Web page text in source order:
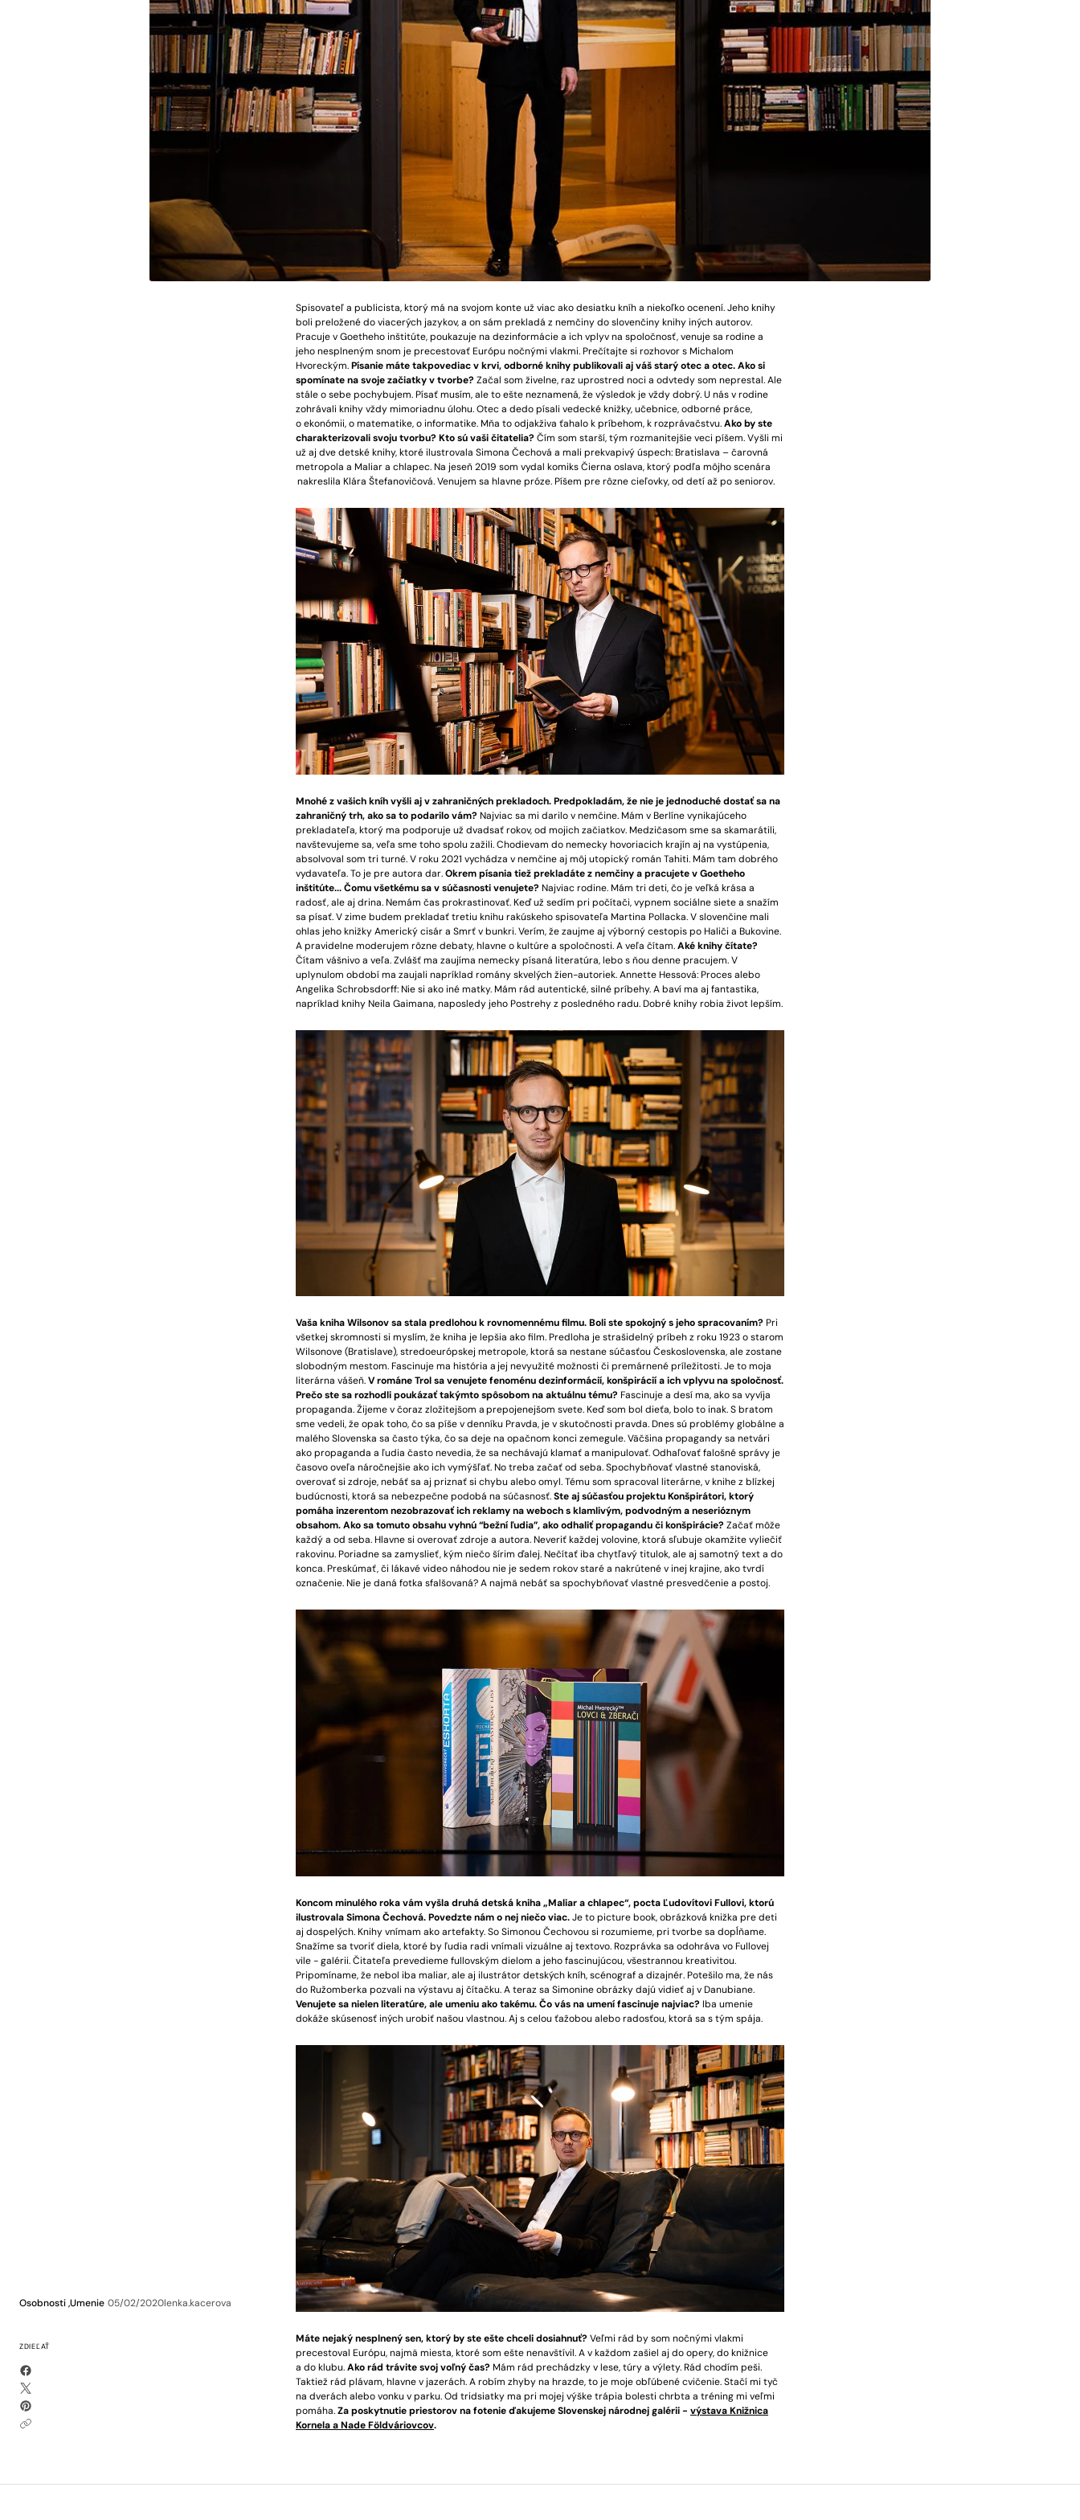
Spisovateľ a publicista, ktorý má na svojom konte už viac ako desiatku kníh a niekoľko ocenení. Jeho knihy
boli preložené do viacerých jazykov, a on sám prekladá z nemčiny do slovenčiny knihy iných autorov.
Pracuje v Goetheho inštitúte, poukazuje na dezinformácie a ich vplyv na spoločnosť, venuje sa rodine a
jeho nesplneným snom je precestovať Európu nočnými vlakmi. Prečítajte si rozhovor s Michalom
Hvoreckým.Písanie máte takpovediac v krvi, odborné knihy publikovali aj váš starý otec a otec. Ako si
spomínate na svoje začiatky v tvorbe? Začal som živelne, raz uprostred noci a odvtedy som neprestal. Ale
stále o sebe pochybujem. Písať musím, ale to ešte neznamená, že výsledok je vždy dobrý. U nás v rodine
zohrávali knihy vždy mimoriadnu úlohu. Otec a dedo písali vedecké knižky, učebnice, odborné práce,
o ekonómii, o matematike, o informatike. Mňa to odjakživa ťahalo k príbehom, k rozprávačstvu.Ako by ste
charakterizovali svoju tvorbu? Kto sú vaši čitatelia? Čím som starší, tým rozmanitejšie veci píšem. Vyšli mi
už aj dve detské knihy, ktoré ilustrovala Simona Čechová a mali prekvapivý úspech: Bratislava – čarovná
metropola a Maliar a chlapec. Na jeseň 2019 som vydal komiks Čierna oslava, ktorý podľa môjho scenára
nakreslila Klára Štefanovičová. Venujem sa hlavne próze. Píšem pre rôzne cieľovky, od detí až po seniorov.
Mnohé z vašich kníh vyšli aj v zahraničných prekladoch. Predpokladám, že nie je jednoduché dostať sa na
zahraničný trh, ako sa to podarilo vám? Najviac sa mi darilo v nemčine. Mám v Berlíne vynikajúceho
prekladateľa, ktorý ma podporuje už dvadsať rokov, od mojich začiatkov. Medzičasom sme sa skamarátili,
navštevujeme sa, veľa sme toho spolu zažili. Chodievam do nemecky hovoriacich krajín aj na vystúpenia,
absolvoval som tri turné. V roku 2021 vychádza v nemčine aj môj utopický román Tahiti. Mám tam dobrého
vydavateľa. To je pre autora dar.Okrem písania tiež prekladáte z nemčiny a pracujete v Goetheho
inštitúte... Čomu všetkému sa v súčasnosti venujete? Najviac rodine. Mám tri deti, čo je veľká krása a
radosť, ale aj drina. Nemám čas prokrastinovať. Keď už sedím pri počítači, vypnem sociálne siete a snažím
sa písať. V zime budem prekladať tretiu knihu rakúskeho spisovateľa Martina Pollacka. V slovenčine mali
ohlas jeho knižky Americký cisár a Smrť v bunkri. Verím, že zaujme aj výborný cestopis po Haliči a Bukovine.
A pravidelne moderujem rôzne debaty, hlavne o kultúre a spoločnosti. A veľa čítam.Aké knihy čítate?
Čítam vášnivo a veľa. Zvlášť ma zaujíma nemecky písaná literatúra, lebo s ňou denne pracujem. V
uplynulom období ma zaujali napríklad romány skvelých žien-autoriek. Annette Hessová: Proces alebo
Angelika Schrobsdorff: Nie si ako iné matky. Mám rád autentické, silné príbehy. A baví ma aj fantastika,
napríklad knihy Neila Gaimana, naposledy jeho Postrehy z posledného radu. Dobré knihy robia život lepším.
Vaša kniha Wilsonov sa stala predlohou k rovnomennému filmu. Boli ste spokojný s jeho spracovaním? Pri
všetkej skromnosti si myslím, že kniha je lepšia ako film. Predloha je strašidelný príbeh z roku 1923 o starom
Wilsonove (Bratislave), stredoeurópskej metropole, ktorá sa nestane súčasťou Československa, ale zostane
slobodným mestom. Fascinuje ma história a jej nevyužité možnosti či premárnené príležitosti. Je to moja
literárna vášeň.V románe Trol sa venujete fenoménu dezinformácií, konšpirácií a ich vplyvu na spoločnosť.
Prečo ste sa rozhodli poukázať takýmto spôsobom na aktuálnu tému? Fascinuje a desí ma, ako sa vyvíja
propaganda. Žijeme v čoraz zložitejšom a prepojenejšom svete. Keď som bol dieťa, bolo to inak. S bratom
sme vedeli, že opak toho, čo sa píše v denníku Pravda, je v skutočnosti pravda. Dnes sú problémy globálne a
malého Slovenska sa často týka, čo sa deje na opačnom konci zemegule. Väčšina propagandy sa netvári
ako propaganda a ľudia často nevedia, že sa nechávajú klamať a manipulovať. Odhaľovať falošné správy je
časovo oveľa náročnejšie ako ich vymýšľať. No treba začať od seba. Spochybňovať vlastné stanoviská,
overovať si zdroje, nebáť sa aj priznať si chybu alebo omyl. Tému som spracoval literárne, v knihe z blízkej
budúcnosti, ktorá sa nebezpečne podobá na súčasnosť.Ste aj súčasťou projektu Konšpirátori, ktorý
pomáha inzerentom nezobrazovať ich reklamy na weboch s klamlivým, podvodným a neserióznym
obsahom. Ako sa tomuto obsahu vyhnú “bežní ľudia”, ako odhaliť propagandu či konšpirácie? Začať môže
každý a od seba. Hlavne si overovať zdroje a autora. Neveriť každej volovine, ktorá sľubuje okamžite vyliečiť
rakovinu. Poriadne sa zamyslieť, kým niečo šírim ďalej. Nečítať iba chytľavý titulok, ale aj samotný text a do
konca. Preskúmať, či lákavé video náhodou nie je sedem rokov staré a nakrútené v inej krajine, ako tvrdí
označenie. Nie je daná fotka sfalšovaná? A najmä nebáť sa spochybňovať vlastné presvedčenie a postoj.
Koncom minulého roka vám vyšla druhá detská kniha „Maliar a chlapec“, pocta Ľudovítovi Fullovi, ktorú
ilustrovala Simona Čechová. Povedzte nám o nej niečo viac.Je to picture book, obrázková knižka pre deti
aj dospelých. Knihy vnímam ako artefakty. So Simonou Čechovou si rozumieme, pri tvorbe sa dopĺňame.
Snažíme sa tvoriť diela, ktoré by ľudia radi vnímali vizuálne aj textovo. Rozprávka sa odohráva vo Fullovej
vile - galérii. Čitateľa prevedieme fullovským dielom a jeho fascinujúcou, všestrannou kreativitou.
Pripomíname, že nebol iba maliar, ale aj ilustrátor detských kníh, scénograf a dizajnér. Potešilo ma, že nás
do Ružomberka pozvali na výstavu aj čítačku. A teraz sa Simonine obrázky dajú vidieť aj v Danubiane.
Venujete sa nielen literatúre, ale umeniu ako takému. Čo vás na umení fascinuje najviac? Iba umenie
dokáže skúsenosť iných urobiť našou vlastnou. Aj s celou ťažobou alebo radosťou, ktorá sa s tým spája.
Máte nejaký nesplnený sen, ktorý by ste ešte chceli dosiahnuť? Veľmi rád by som nočnými vlakmi
precestoval Európu, najmä miesta, ktoré som ešte nenavštívil. A v každom zašiel aj do opery, do knižnice
a do klubu.Ako rád trávite svoj voľný čas? Mám rád prechádzky v lese, túry a výlety. Rád chodím peši.
Taktiež rád plávam, hlavne v jazerách. A robím zhyby na hrazde, to je moje obľúbené cvičenie. Stačí mi tyč
na dverách alebo vonku v parku. Od tridsiatky ma pri mojej výške trápia bolesti chrbta a tréning mi veľmi
pomáha.Za poskytnutie priestorov na fotenie ďakujeme Slovenskej národnej galérii - výstava Knižnica
Kornela a Nade Földváriovcov.
Osobnosti ,Umenie 05/02/2020lenka.kacerova
ZDIEĽAŤ